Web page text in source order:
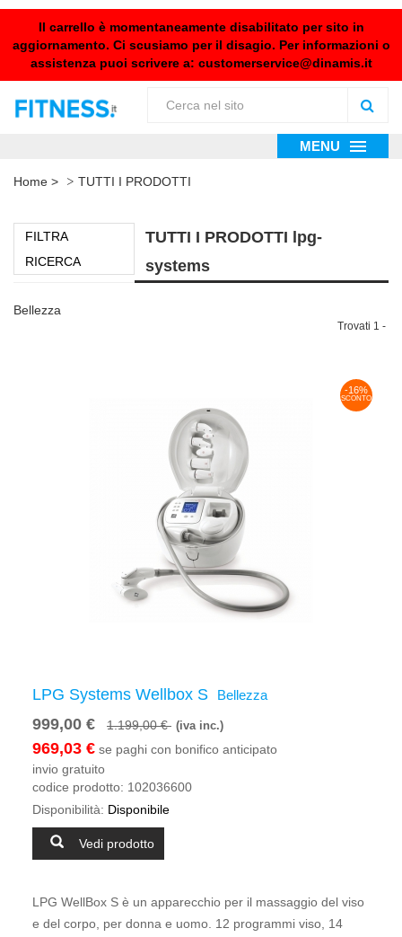
Il carrello è momentaneamente disabilitato per sito in
aggiornamento. Ci scusiamo per il disagio. Per informazioni o
assistenza puoi scrivere a: customerservice@dinamis.it
MENU
Home > TUTTI I PRODOTTI
FILTRA
RICERCA
TUTTI I PRODOTTI lpg-
systems
Bellezza
Trovati 1 -
-16%
SCONTO
LPG Systems Wellbox S Bellezza
999,00 € 1.199,00 € (iva inc.)
969,03 € se paghi con bonifico anticipato
invio gratuito
codice prodotto: 102036600
Disponibilità: Disponibile
Vedi prodotto
LPG WellBox S è un apparecchio per il massaggio del viso
e del corpo, per donna e uomo. 12 programmi viso, 14